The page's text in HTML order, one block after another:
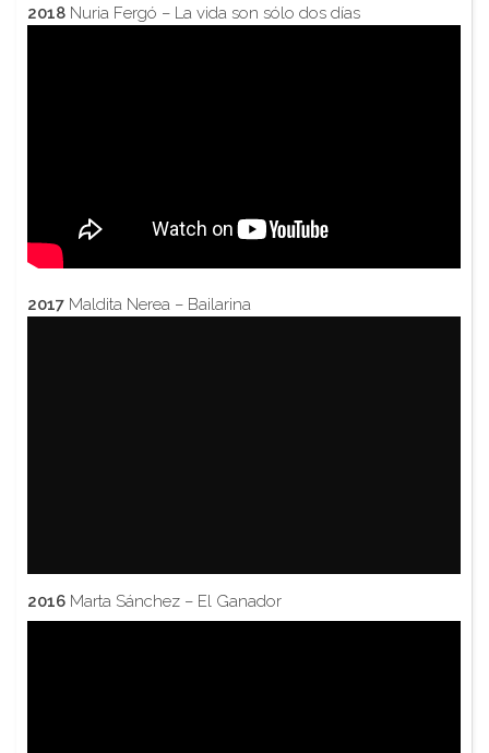
2018 Nuria Fergó – La vida son sólo dos días
2017 Maldita Nerea – Bailarina
2016 Marta Sánchez – El Ganador